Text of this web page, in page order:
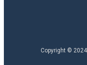
Copyright ©